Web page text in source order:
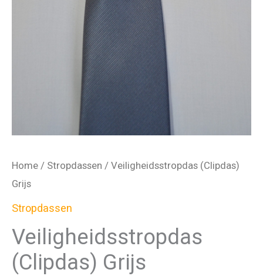
Home / Stropdassen / Veiligheidsstropdas (Clipdas)
Grijs
Stropdassen
Veiligheidsstropdas
(Clipdas) Grijs